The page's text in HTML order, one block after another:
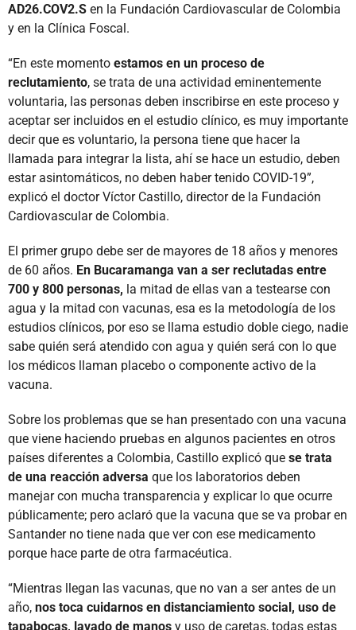
AD26.COV2.S en la Fundación Cardiovascular de Colombia
y en la Clínica Foscal.
“En este momento estamos en un proceso de
reclutamiento, se trata de una actividad eminentemente
voluntaria, las personas deben inscribirse en este proceso y
aceptar ser incluidos en el estudio clínico, es muy importante
decir que es voluntario, la persona tiene que hacer la
llamada para integrar la lista, ahí se hace un estudio, deben
estar asintomáticos, no deben haber tenido COVID-19”,
explicó el doctor Víctor Castillo, director de la Fundación
Cardiovascular de Colombia.
El primer grupo debe ser de mayores de 18 años y menores
de 60 años. En Bucaramanga van a ser reclutadas entre
700 y 800 personas, la mitad de ellas van a testearse con
agua y la mitad con vacunas, esa es la metodología de los
estudios clínicos, por eso se llama estudio doble ciego, nadie
sabe quién será atendido con agua y quién será con lo que
los médicos llaman placebo o componente activo de la
vacuna.
Sobre los problemas que se han presentado con una vacuna
que viene haciendo pruebas en algunos pacientes en otros
países diferentes a Colombia, Castillo explicó que se trata
de una reacción adversa que los laboratorios deben
manejar con mucha transparencia y explicar lo que ocurre
públicamente; pero aclaró que la vacuna que se va probar en
Santander no tiene nada que ver con ese medicamento
porque hace parte de otra farmacéutica.
“Mientras llegan las vacunas, que no van a ser antes de un
año, nos toca cuidarnos en distanciamiento social, uso de
tapabocas, lavado de manos y uso de caretas, todas estas